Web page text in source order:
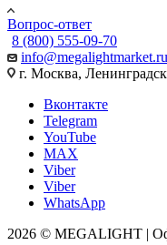
Вопрос-ответ
8 (800) 555-09-70
info@megalightmarket.ru
г. Москва,
Вконтакте
Telegram
YouTube
MAX
Viber
Viber
WhatsApp
2026 © MEGALIGHT |